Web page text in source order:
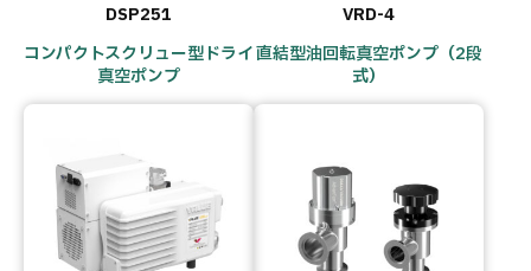
DSP251
コンパクトスクリュー型ドライ
真空ポンプ
VRD-4
直結型油回転真空ポンプ（2段
式）